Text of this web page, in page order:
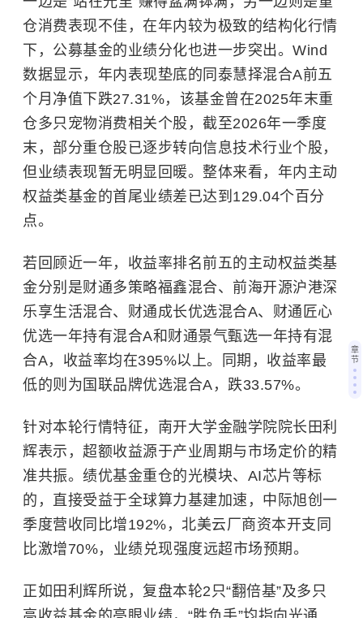
仓消费表现不佳，在年内较为极致的结构化行情
下，公募基金的业绩分化也进一步突出。Wind
数据显示，年内表现垫底的同泰慧择混合A前五
个月净值下跌27.31%，该基金曾在2025年末重
仓多只宠物消费相关个股，截至2026年一季度
末，部分重仓股已逐步转向信息技术行业个股，
但业绩表现暂无明显回暖。整体来看，年内主动
权益类基金的首尾业绩差已达到129.04个百分
点。
若回顾近一年，收益率排名前五的主动权益类基
金分别是财通多策略福鑫混合、前海开源沪港深
乐享生活混合、财通成长优选混合A、财通匠心
优选一年持有混合A和财通景气甄选一年持有混
合A，收益率均在395%以上。同期，收益率最
低的则为国联品牌优选混合A，跌33.57%。
针对本轮行情特征，南开大学金融学院院长田利
辉表示，超额收益源于产业周期与市场定价的精
准共振。绩优基金重仓的光模块、AI芯片等标
的，直接受益于全球算力基建加速，中际旭创一
季度营收同比增192%，北美云厂商资本开支同
比激增70%，业绩兑现强度远超市场预期。
正如田利辉所说，复盘本轮2只“翻倍基”及多只
章
节